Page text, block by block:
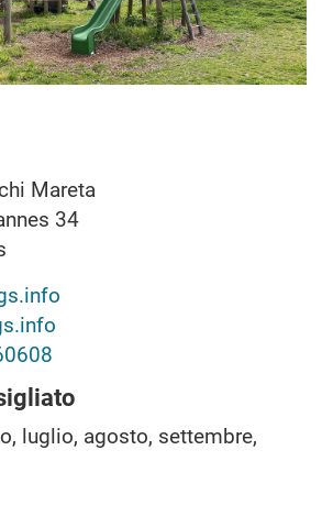
Mareta
34
luglio, agosto, settembre,